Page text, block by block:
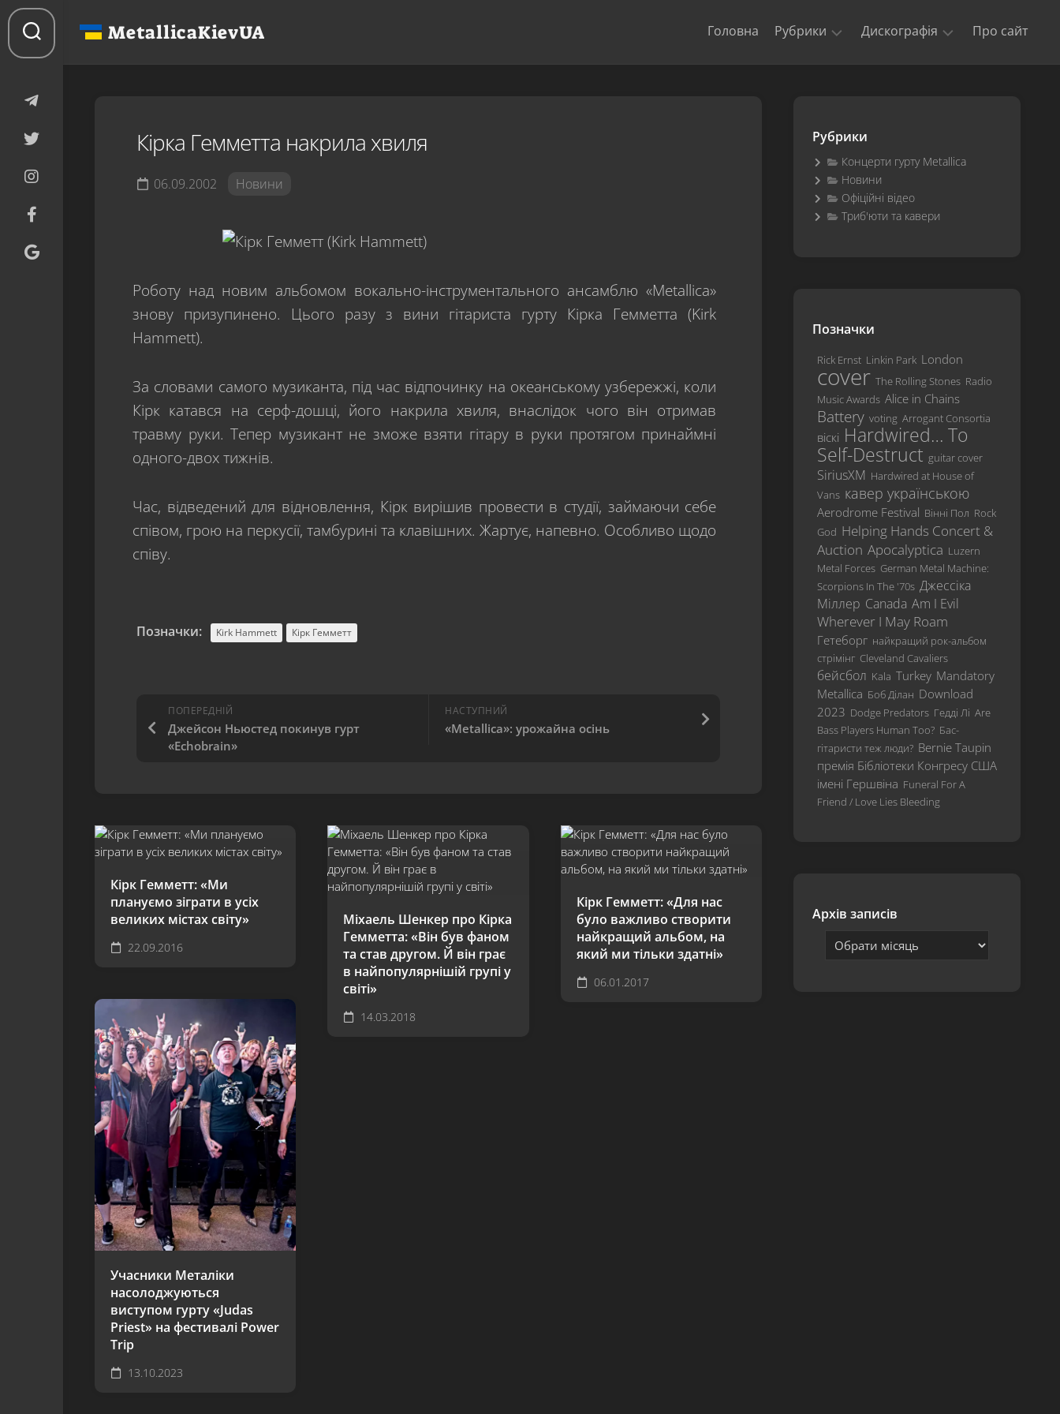
Перейти
до
вмісту
MetallicaKievUA Головна Рубрики
кавери
Офіційні
відео
Концерти
гурту
Дискографія
The
Lightning
Master
of
Re-
Revisited
…
And
Justice
For
All
Metallica
Load
ReLoad
Garage
Inc.
S&M
St.
Anger
Death
Magnetic
Hardwired…
To
Self-
Destruct
S&M²
Про сайт
Кірка Гемметта накрила хвиля
06.09.2002 Новини
Роботу над новим альбомом вокально-інструментального ансамблю «Metallica»
знову призупинено. Цього разу з вини гітариста гурту Кірка Гемметта (Kirk
Hammett).
За словами самого музиканта, під час відпочинку на океанському узбережжі, коли
Кірк катався на серф-дошці, його накрила хвиля, внаслідок чого він отримав
травму руки. Тепер музикант не зможе взяти гітару в руки протягом принаймні
одного-двох тижнів.
Час, відведений для відновлення, Кірк вирішив провести в студії, займаючи себе
співом, грою на перкусії, тамбурині та клавішних. Жартує, напевно. Особливо щодо
співу.
Позначки: Kirk Hammett Кірк Гемметт
НАСТУПНИЙ
«Metallica»: урожайна осінь
ПОПЕРЕДНІЙ
Джейсон Ньюстед покинув гурт
«Echobrain»
Кірк Гемметт: «Ми
плануємо зіграти в усіх
великих містах світу»
22.09.2016
Міхаель Шенкер про Кірка
Гемметта: «Він був фаном
та став другом. Й він грає
в найпопулярнішій групі у
світі»
14.03.2018
Кірк Гемметт: «Для нас
було важливо створити
найкращий альбом, на
який ми тільки здатні»
06.01.2017
Учасники Металіки
насолоджуються
виступом гурту «Judas
Priest» на фестивалі Power
Trip
13.10.2023
Рубрики
Концерти гурту Metallica
Новини
Офіційні відео
Триб'юти та кавери
Позначки
Rick Ernst Linkin Park London
cover The Rolling Stones Radio
Music Awards Alice in Chains
Battery voting Arrogant Consortia
віскі Hardwired… To
Self-Destruct guitar cover
SiriusXM Hardwired at House of
Vans кавер українською
Aerodrome Festival Вінні Пол Rock
God Helping Hands Concert &
Auction Apocalyptica Luzern
Metal Forces German Metal Machine:
Scorpions In The '70s Джессіка
Міллер Canada Am I Evil
Wherever I May Roam
Гетеборг найкращий рок-альбом
стрімінг Cleveland Cavaliers
бейсбол Kala Turkey Mandatory
Metallica Боб Ділан Download
2023 Dodge Predators Гедді Лі Are
Bass Players Human Too? Бас-
гітаристи теж люди? Bernie Taupin
премія Бібліотеки Конгресу США
імені Гершвіна Funeral For A
Friend / Love Lies Bleeding
Архів записів